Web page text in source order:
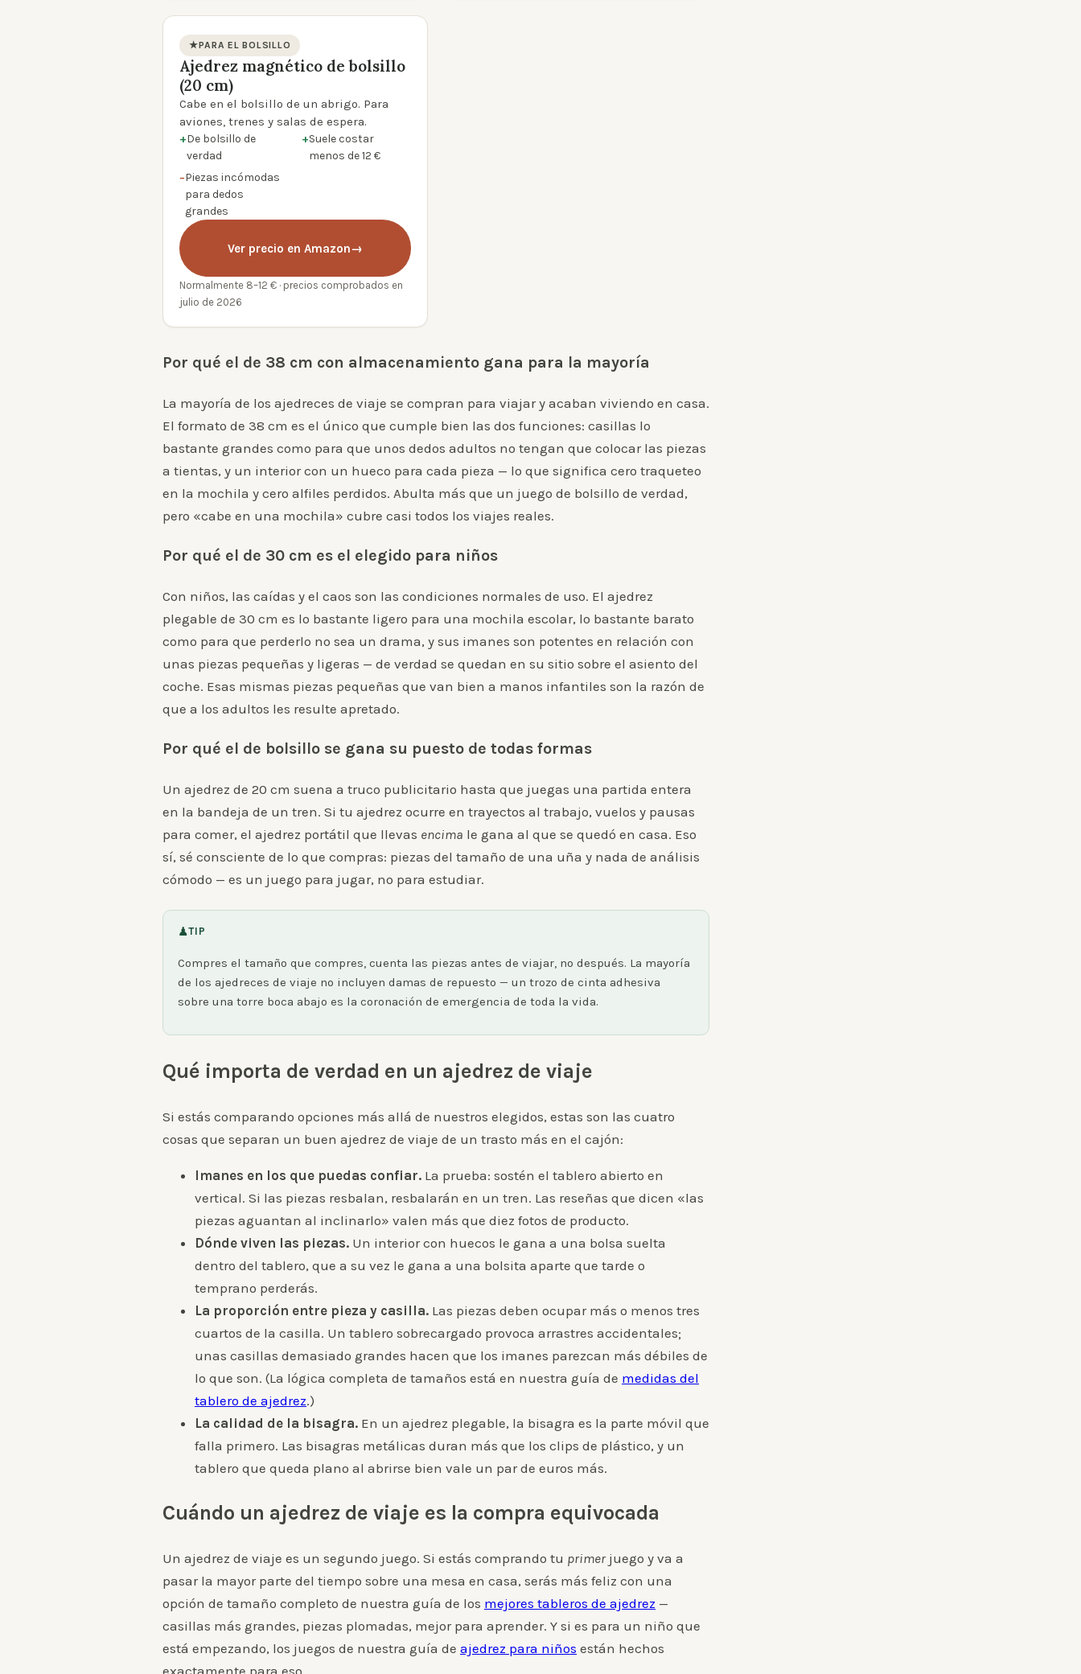
product photo
★PARA EL BOLSILLO
Ajedrez magnético de bolsillo
(20 cm)
Cabe en el bolsillo de un abrigo. Para
aviones, trenes y salas de espera.
+De bolsillo de
verdad
+Suele costar
menos de 12 €
−Piezas incómodas
para dedos
grandes
Ver precio en Amazon→
Normalmente 8–12 € · precios comprobados en
julio de 2026
Por qué el de 38 cm con almacenamiento gana para la mayoría
La mayoría de los ajedreces de viaje se compran para viajar y acaban viviendo en casa.
El formato de 38 cm es el único que cumple bien las dos funciones: casillas lo
bastante grandes como para que unos dedos adultos no tengan que colocar las piezas
a tientas, y un interior con un hueco para cada pieza — lo que significa cero traqueteo
en la mochila y cero alfiles perdidos. Abulta más que un juego de bolsillo de verdad,
pero «cabe en una mochila» cubre casi todos los viajes reales.
Por qué el de 30 cm es el elegido para niños
Con niños, las caídas y el caos son las condiciones normales de uso. El ajedrez
plegable de 30 cm es lo bastante ligero para una mochila escolar, lo bastante barato
como para que perderlo no sea un drama, y sus imanes son potentes en relación con
unas piezas pequeñas y ligeras — de verdad se quedan en su sitio sobre el asiento del
coche. Esas mismas piezas pequeñas que van bien a manos infantiles son la razón de
que a los adultos les resulte apretado.
Por qué el de bolsillo se gana su puesto de todas formas
Un ajedrez de 20 cm suena a truco publicitario hasta que juegas una partida entera
en la bandeja de un tren. Si tu ajedrez ocurre en trayectos al trabajo, vuelos y pausas
para comer, el ajedrez portátil que llevas encima le gana al que se quedó en casa. Eso
sí, sé consciente de lo que compras: piezas del tamaño de una uña y nada de análisis
cómodo — es un juego para jugar, no para estudiar.
♟TIP
Compres el tamaño que compres, cuenta las piezas antes de viajar, no después. La mayoría
de los ajedreces de viaje no incluyen damas de repuesto — un trozo de cinta adhesiva
sobre una torre boca abajo es la coronación de emergencia de toda la vida.
Qué importa de verdad en un ajedrez de viaje
Si estás comparando opciones más allá de nuestros elegidos, estas son las cuatro
cosas que separan un buen ajedrez de viaje de un trasto más en el cajón:
Imanes en los que puedas confiar. La prueba: sostén el tablero abierto en
vertical. Si las piezas resbalan, resbalarán en un tren. Las reseñas que dicen «las
piezas aguantan al inclinarlo» valen más que diez fotos de producto.
Dónde viven las piezas. Un interior con huecos le gana a una bolsa suelta
dentro del tablero, que a su vez le gana a una bolsita aparte que tarde o
temprano perderás.
La proporción entre pieza y casilla. Las piezas deben ocupar más o menos tres
cuartos de la casilla. Un tablero sobrecargado provoca arrastres accidentales;
unas casillas demasiado grandes hacen que los imanes parezcan más débiles de
lo que son. (La lógica completa de tamaños está en nuestra guía de medidas del
tablero de ajedrez.)
La calidad de la bisagra. En un ajedrez plegable, la bisagra es la parte móvil que
falla primero. Las bisagras metálicas duran más que los clips de plástico, y un
tablero que queda plano al abrirse bien vale un par de euros más.
Cuándo un ajedrez de viaje es la compra equivocada
Un ajedrez de viaje es un segundo juego. Si estás comprando tu primerjuego y va a
pasar la mayor parte del tiempo sobre una mesa en casa, serás más feliz con una
opción de tamaño completo de nuestra guía de los mejores tableros de ajedrez —
casillas más grandes, piezas plomadas, mejor para aprender. Y si es para un niño que
está empezando, los juegos de nuestra guía de ajedrez para niños están hechos
exactamente para eso.